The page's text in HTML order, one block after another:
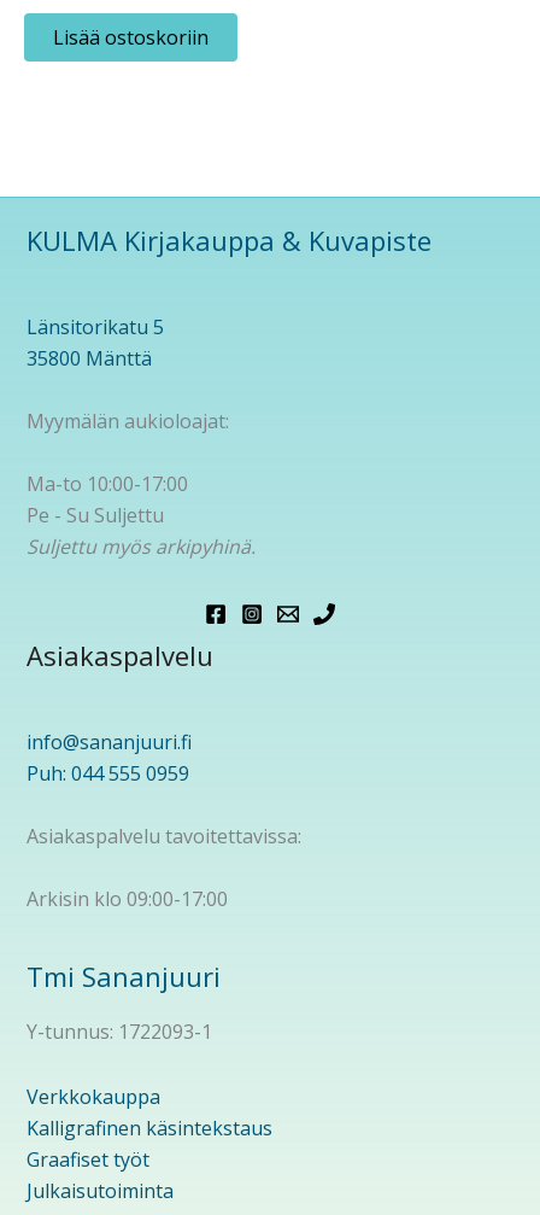
Lisää ostoskoriin
KULMA Kirjakauppa & Kuvapiste
Länsitorikatu 5
35800 Mänttä
Myymälän aukioloajat:
Ma-to 10:00-17:00
Pe - Su Suljettu
Suljettu myös arkipyhinä.
Asiakaspalvelu
info@sananjuuri.fi
Puh: 044 555 0959
Asiakaspalvelu tavoitettavissa:
Arkisin klo 09:00-17:00
Tmi Sananjuuri
Y-tunnus: 1722093-1
Verkkokauppa
Kalligrafinen käsintekstaus
Graafiset työt
Julkaisutoiminta